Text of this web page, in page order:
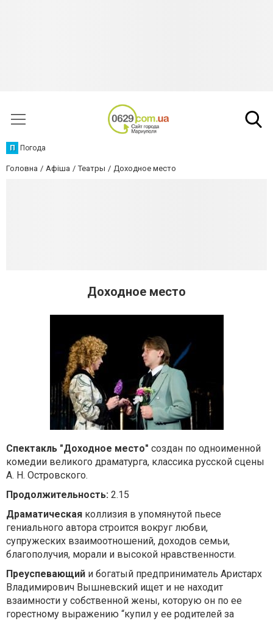
П Погода
Головна Афіша Театры Доходное место
Доходное место
Cпектакль "Доходное место" создан по одноименной
комедии великого драматурга, классика русской сцены
А. Н. Островского.
Продолжительность: 2.15
Драматическая коллизия в упомянутой пьесе
гениального автора строится вокруг любви,
супружеских взаимоотношений, доходов семьи,
благополучия, морали и высокой нравственности.
Преуспевающий и богатый предприниматель Аристарх
Владимирович Вышневский ищет и не находит
взаимности у собственной жены, которую он по ее
горестному выражению “купил у ее родителей за